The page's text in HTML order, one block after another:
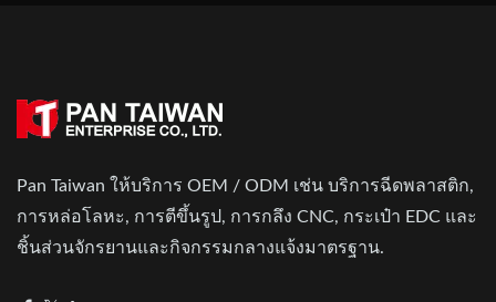
Pan Taiwan ให้บริการ OEM / ODM เช่น บริการฉีดพลาสติก,
การหล่อโลหะ, การตีขึ้นรูป, การกลึง CNC, กระเป๋า EDC และ
ชิ้นส่วนจักรยานและกิจกรรมกลางแจ้งมาตรฐาน.